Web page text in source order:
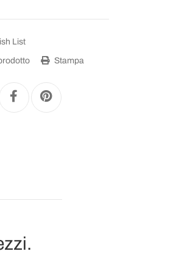
List
Stampa